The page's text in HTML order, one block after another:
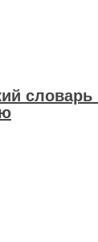
словарь